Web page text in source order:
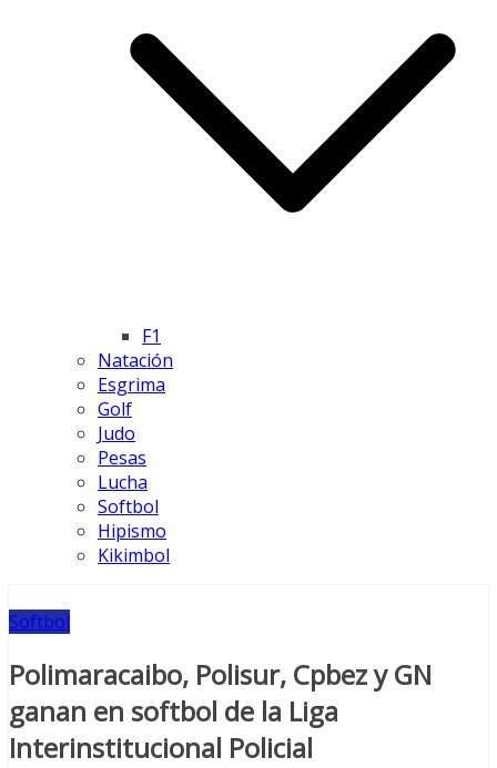
F1
Natación
Esgrima
Golf
Judo
Pesas
Lucha
Softbol
Hipismo
Kikimbol
Softbol
Polimaracaibo, Polisur, Cpbez y GN
ganan en softbol de la Liga
Interinstitucional Policial